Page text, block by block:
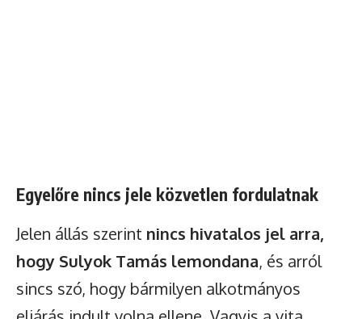
Egyelőre nincs jele közvetlen fordulatnak
Jelen állás szerint nincs hivatalos jel arra,
hogy Sulyok Tamás lemondana, és arról
sincs szó, hogy bármilyen alkotmányos